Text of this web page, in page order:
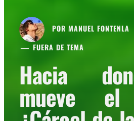
POR MANUEL FONTENLA
FUERA DE TEMA
Hacia
mueve el